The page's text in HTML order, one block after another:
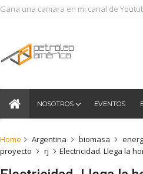
Gana una camara en mi canal de
NOSOTROS EVENTOS
Home Argentina biomasa
proyecto
rj Electricidad. Llega la